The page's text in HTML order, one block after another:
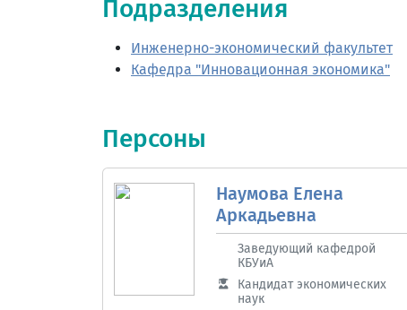
Подразделения
Инженерно-экономический факультет
Кафедра "Инновационная экономика"
Персоны
Наумова Елена
Аркадьевна
Заведующий кафедрой
КБУиА
Кандидат экономических
наук